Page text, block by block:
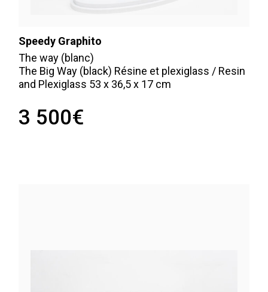
Speedy Graphito
The way (blanc)
The Big Way (black) Résine et plexiglass / Resin
and Plexiglass 53 x 36,5 x 17 cm
3 500€